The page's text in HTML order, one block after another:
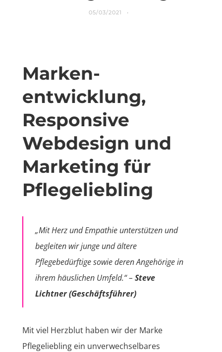
05/03/2021
Marken­
entwicklung,
Responsive
Webdesign und
Marketing für
Pflegeliebling
„Mit Herz und Empathie unterstützen und
begleiten wir junge und ältere
Pflegebedürftige sowie deren Angehörige in
ihrem häuslichen Umfeld.“ – Steve
Lichtner (Geschäftsführer)
Mit viel Herzblut haben wir der Marke
Pflegeliebling ein unverwechselbares